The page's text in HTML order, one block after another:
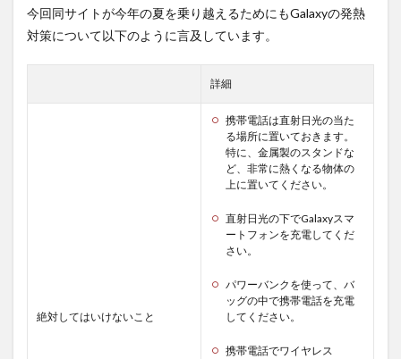
おす
す
め！
今回同サイトが今年の夏を乗り越えるためにもGalaxyの発熱
対策について以下のように言及しています。
詳細
絶対してはいけないこと
携帯電話は直射日光の当た
る場所に置いておきます。
特に、金属製のスタンドな
ど、非常に熱くなる物体の
上に置いてください。
直射日光の下でGalaxyスマ
ートフォンを充電してくだ
さい。
パワーバンクを使って、バ
ッグの中で携帯電話を充電
してください。
携帯電話でワイヤレス